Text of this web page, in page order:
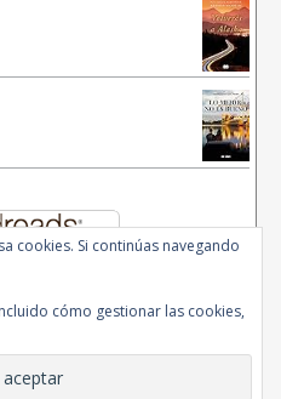
Reserved.
WP Royal
cookies. Si continúas navegando
cómo gestionar las cookies,